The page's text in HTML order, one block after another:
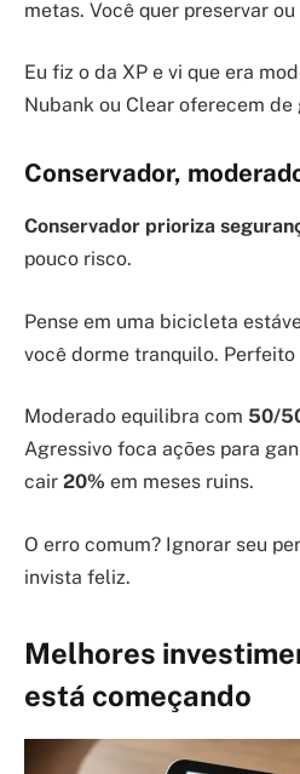
metas. Você quer preservar
Eu fiz o da XP e vi que era
Nubank ou Clear oferecem de
Conservador,
Conservador prioriza
pouco risco.
Pense em uma bicicleta
você dorme tranquilo.
Moderado equilibra com 50/
Agressivo foca ações para
cair 20% em meses ruins.
O erro comum? Ignorar seu
invista feliz.
Melhores
está começando